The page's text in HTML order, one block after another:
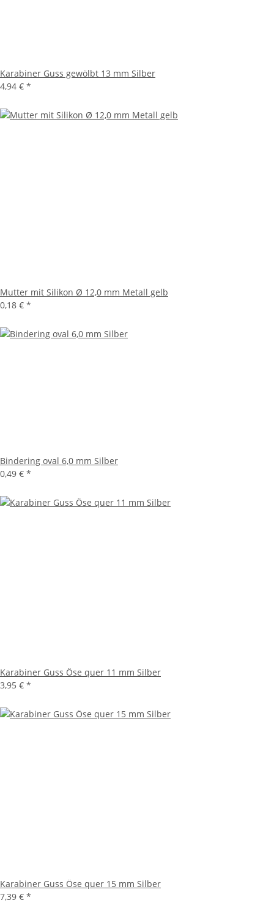
Karabiner Guss gewölbt 13 mm Silber
4,94 € *
Mutter mit Silikon Ø 12,0 mm Metall gelb
0,18 € *
Bindering oval 6,0 mm Silber
0,49 € *
Karabiner Guss Öse quer 11 mm Silber
3,95 € *
Karabiner Guss Öse quer 15 mm Silber
7,39 € *